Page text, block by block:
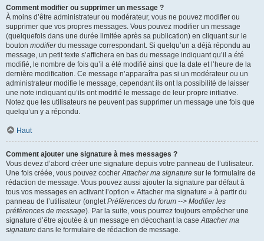
Comment modifier ou supprimer un message ?
À moins d’être administrateur ou modérateur, vous ne pouvez modifier ou
supprimer que vos propres messages. Vous pouvez modifier un message
(quelquefois dans une durée limitée après sa publication) en cliquant sur le
bouton modifierdu message correspondant. Si quelqu’un a déjà répondu au
message, un petit texte s’affichera en bas du message indiquant qu’il a été
modifié, le nombre de fois qu’il a été modifié ainsi que la date et l’heure de la
dernière modification. Ce message n’apparaîtra pas si un modérateur ou un
administrateur modifie le message, cependant ils ont la possibilité de laisser
une note indiquant qu’ils ont modifié le message de leur propre initiative.
Notez que les utilisateurs ne peuvent pas supprimer un message une fois que
quelqu’un y a répondu.
Haut
Comment ajouter une signature à mes messages ?
Vous devez d’abord créer une signature depuis votre panneau de l’utilisateur.
Une fois créée, vous pouvez cocherAttacher ma signature sur le formulaire de
rédaction de message. Vous pouvez aussi ajouter la signature par défaut à
tous vos messages en activant l’option « Attacher ma signature » à partir du
panneau de l’utilisateur (ongletPréférences du forum --> Modifier les
préférences de message). Par la suite, vous pourrez toujours empêcher une
signature d’être ajoutée à un message en décochant la caseAttacher ma
signature dans le formulaire de rédaction de message.